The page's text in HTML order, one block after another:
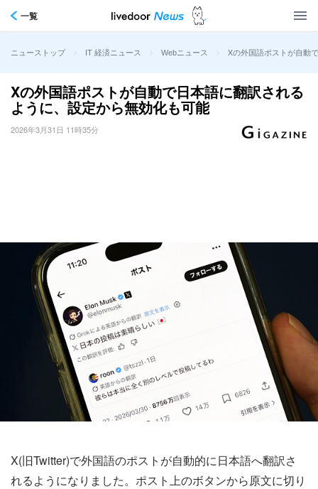
一覧
ニューストップ > IT 経済ニュース > Webニュース > Xの外国語ポストが自動
Xの外国語ポストが自動で日本語に翻訳される
ように、設定から無効化も可能
2026年3月31日 11時35分
X(旧Twitter)で外国語のポストが自動的に日本語へ翻訳さ
れるようになりました。ポスト上のボタンから原文に切り